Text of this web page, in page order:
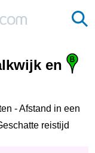
en
- Afstand in een
reistijd